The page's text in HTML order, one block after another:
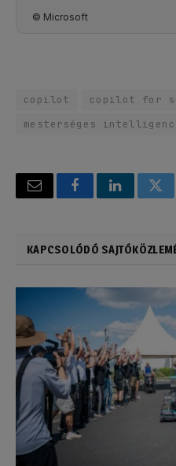
© Microsoft
copilot
copilot for
mesterséges
Email FacebookLinkedIn
KAPCSOLÓDÓ